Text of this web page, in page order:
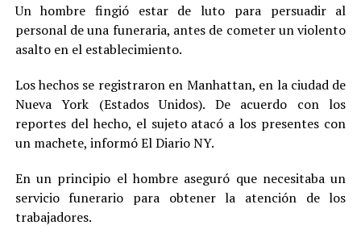
Un hombre fingió estar de luto para persuadir al
personal de una funeraria, antes de cometer un violento
asalto en el establecimiento.
Los hechos se registraron en Manhattan, en la ciudad de
Nueva York (Estados Unidos). De acuerdo con los
reportes del hecho, el sujeto atacó a los presentes con
un machete, informó El Diario NY.
En un principio el hombre aseguró que necesitaba un
servicio funerario para obtener la atención de los
trabajadores.